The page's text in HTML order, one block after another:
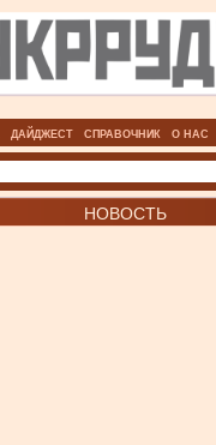
ДАЙДЖЕСТ СПРАВОЧНИК О НАС
НОВОСТЬ